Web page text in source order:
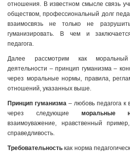
отношения. В известном смысле связь
обществом, профессиональный долг
взаимосвязь не только не
гуманизировать. В чем и
педагога.
Далее рассмотрим как моральный
деятельности – принцип гуманизма –
через моральные нормы, правила,
отношений, указанных выше.
Принцип гуманизма – любовь педагога к
через следующие моральные
взаимоуважение, нравственный
справедливость.
Требовательность как норма